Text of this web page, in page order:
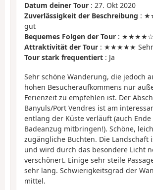
Datum deiner Tour : 27. Okt 2020
Zuverlässigkeit der Beschreibung :
gut
Bequemes Folgen der Tour : ★★★★☆
Attraktivität der Tour : ★★★★★
Tour stark frequentiert : Ja
Sehr schöne Wanderung, die jedoch
hohen Besucheraufkommens nur
Ferienzeit zu empfehlen ist. Der
Banyuls/Port Vendres ist am
entlang der Küste verläuft (auch Ende
Badeanzug mitbringen!). Schöne,
zugängliche Buchten. Die Landschaft
und wird durch das besondere Licht
verschönert. Einige sehr steile
sehr lang. Schwierigkeitsgrad der
mittel.